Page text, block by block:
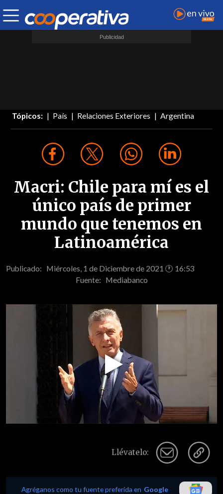
Tópicos: País Relaciones Exteriores Argentina
Macri: Chile para mí es el
único país de primer
mundo que tenemos en
Latinoamérica
Publicado: Miércoles, 1 de Diciembre de 2021 🕐 16:53
Fuente: Mediabanco
Play
Video
Llévatelo:
Agréganos como tu fuente preferida en Google